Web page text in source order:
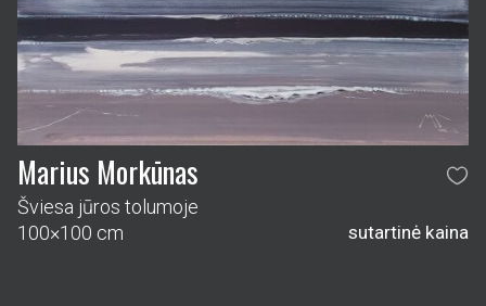
Marius Morkūnas
Šviesa jūros tolumoje
100×100 cm
sutartinė kaina